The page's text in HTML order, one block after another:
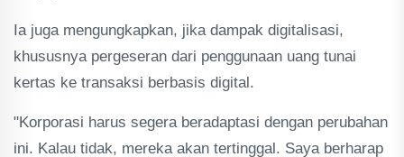
Ia juga mengungkapkan, jika dampak digitalisasi,
khususnya pergeseran dari penggunaan uang tunai
kertas ke transaksi berbasis digital.
"Korporasi harus segera beradaptasi dengan perubahan
ini. Kalau tidak, mereka akan tertinggal. Saya berharap